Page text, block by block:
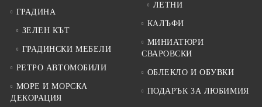
ГРАДИНА
ЗЕЛЕН КЪТ
ГРАДИНСКИ МЕБЕЛИ
РЕТРО АВТОМОБИЛИ
МОРЕ И МОРСКА
ДЕКОРАЦИЯ
ЛЕТНИ
КАЛЪФИ
МИНИАТЮРИ
СВАРОВСКИ
ОБЛЕКЛО И ОБУВКИ
ПОДАРЪК ЗА ЛЮБИМИЯ